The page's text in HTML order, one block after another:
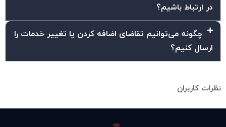
در ارتباط باشیم؟
چگونه می‌توانیم تقاضای اضافه کردن یا تغییر خدمات را
ارسال کنیم؟
نظرات کاربران